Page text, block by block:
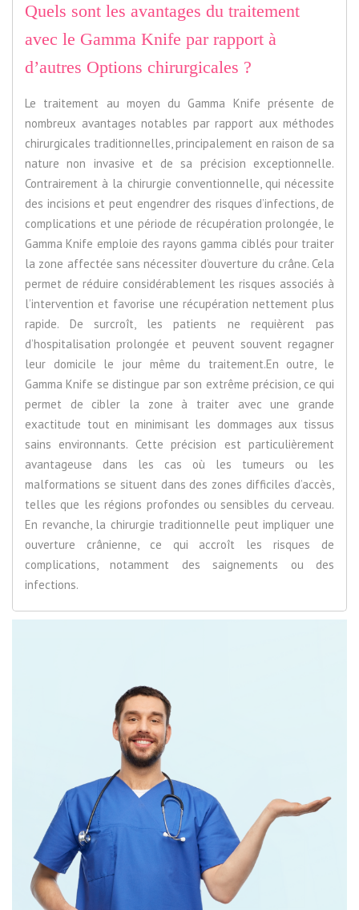
Quels sont les avantages du traitement
avec le Gamma Knife par rapport à
d’autres Options chirurgicales ?
Le traitement au moyen du Gamma Knife présente de
nombreux avantages notables par rapport aux méthodes
chirurgicales traditionnelles, principalement en raison de sa
nature non invasive et de sa précision exceptionnelle.
Contrairement à la chirurgie conventionnelle, qui nécessite
des incisions et peut engendrer des risques d’infections, de
complications et une période de récupération prolongée, le
Gamma Knife emploie des rayons gamma ciblés pour traiter
la zone affectée sans nécessiter d’ouverture du crâne. Cela
permet de réduire considérablement les risques associés à
l’intervention et favorise une récupération nettement plus
rapide. De surcroît, les patients ne requièrent pas
d’hospitalisation prolongée et peuvent souvent regagner
leur domicile le jour même du traitement.En outre, le
Gamma Knife se distingue par son extrême précision, ce qui
permet de cibler la zone à traiter avec une grande
exactitude tout en minimisant les dommages aux tissus
sains environnants. Cette précision est particulièrement
avantageuse dans les cas où les tumeurs ou les
malformations se situent dans des zones difficiles d’accès,
telles que les régions profondes ou sensibles du cerveau.
En revanche, la chirurgie traditionnelle peut impliquer une
ouverture crânienne, ce qui accroît les risques de
complications, notamment des saignements ou des
infections.